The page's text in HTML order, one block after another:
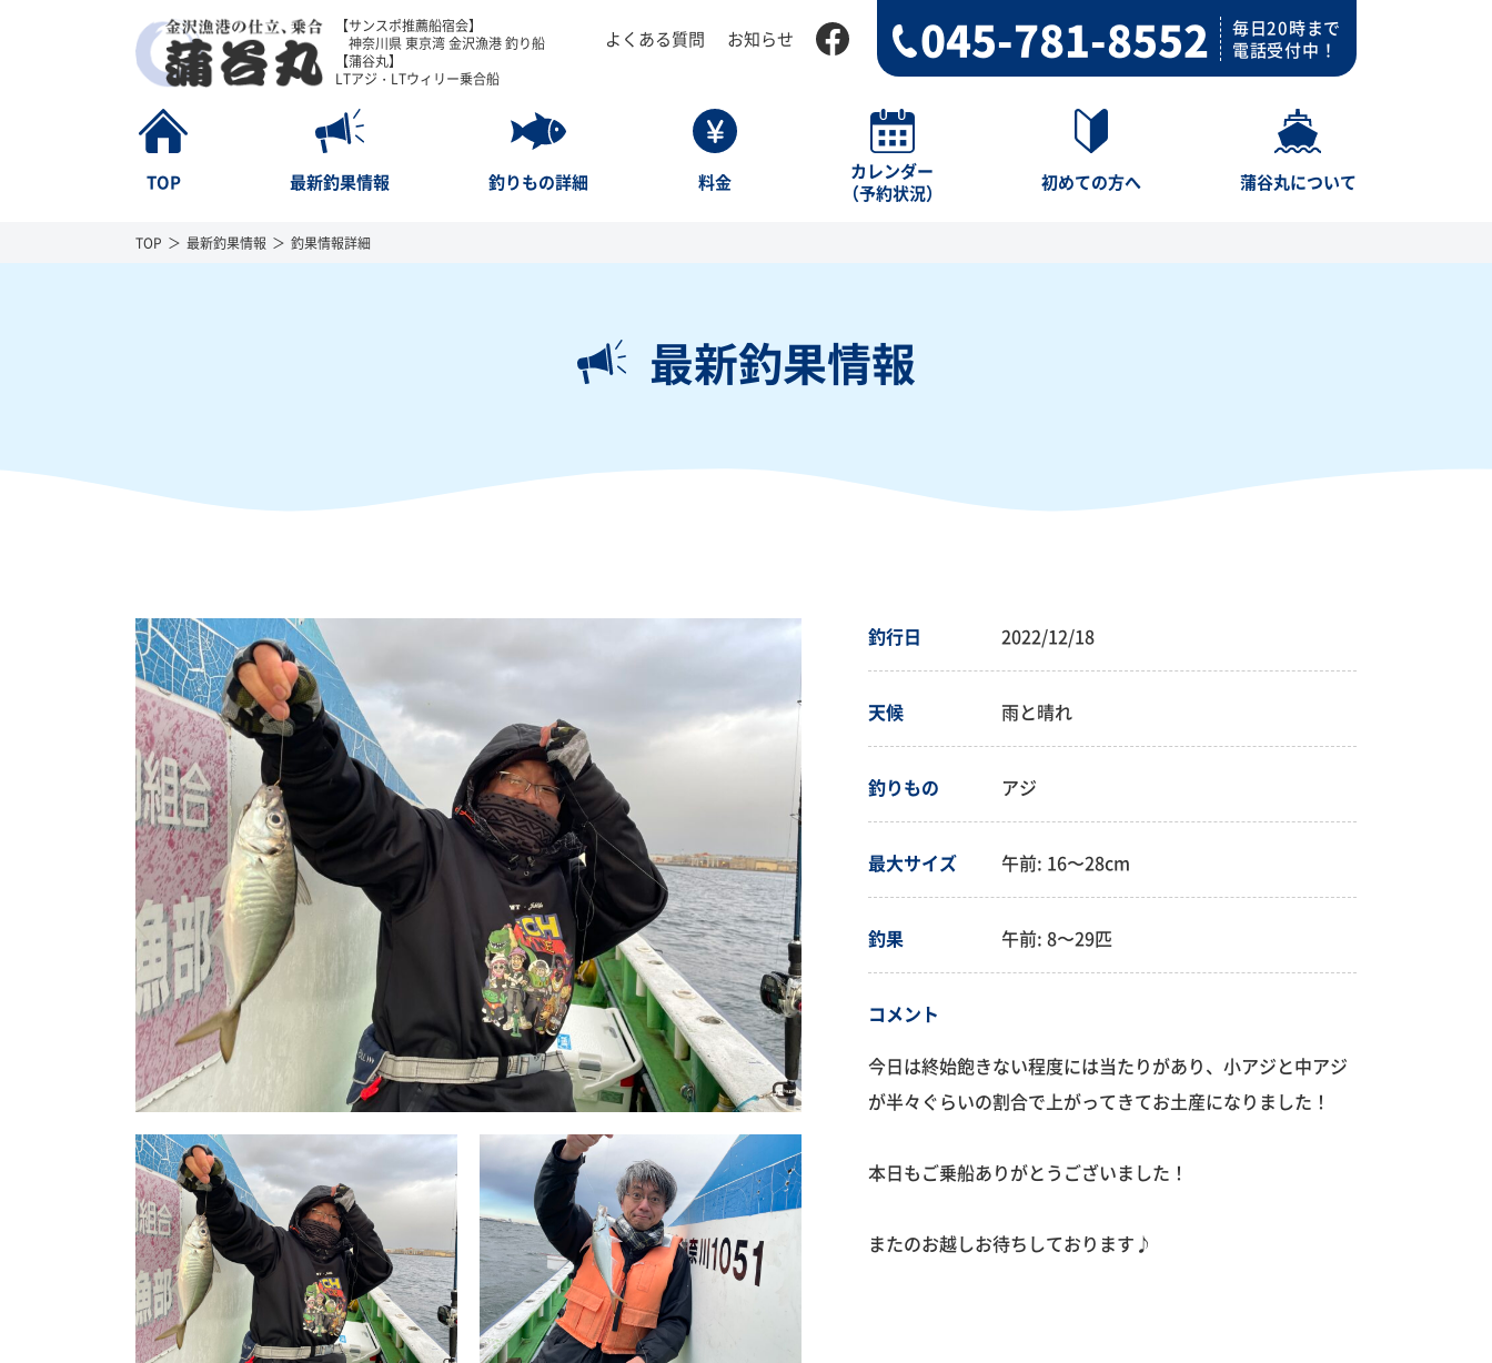
【サンスポ推薦船宿会】
神奈川県 東京湾 金沢漁港 釣り船
【蒲谷丸】
LTアジ・LTウィリー乗合船
よくある質問 お知らせ 045-781-8552
毎日20時まで
電話受付中！
TOP 最新釣果情報 釣りもの詳細 料金
カレンダー
（予約状況）
初めての方へ 蒲谷丸について
TOP 最新釣果情報 釣果情報詳細
最新釣果情報
釣行日 2022/12/18
天候 雨と晴れ
釣りもの アジ
最大サイズ 午前: 16〜28cm
釣果 午前: 8〜29匹
コメント
今日は終始飽きない程度には当たりがあり、小アジと中アジ
が半々ぐらいの割合で上がってきてお土産になりました！
本日もご乗船ありがとうございました！
またのお越しお待ちしております♪